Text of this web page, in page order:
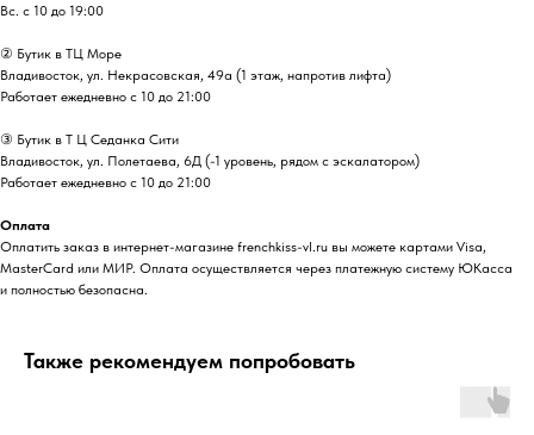
Вс. с 10 до 19:00
② Бутик в ТЦ Море
Владивосток, ул. ​Некрасовская, 49а (1 этаж, напротив лифта)
Работает ежедневно с 10 до 21:00
③ Бутик в Т Ц Седанка Сити
Владивосток, ул. Полетаева, 6Д (-1 уровень, рядом с эскалатором)
Работает ежедневно с 10 до 21:00
Оплата
Оплатить заказ в интернет-магазине frenchkiss-vl.ru вы можете картами Visa,
MasterCard или МИР. Оплата осуществляется через платежную систему ЮКасса
и полностью безопасна.
Также рекомендуем попробовать